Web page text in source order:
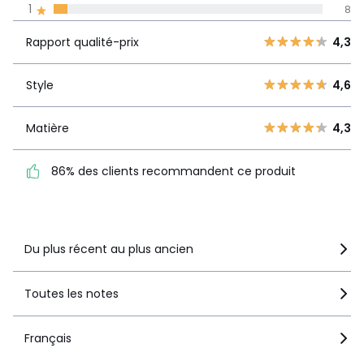
1 8
2
3 14
4
5 4,3
recommandent ce produit
1 8
Rapport qualité-prix 4,3
Style 4,6
Matière 4,3
86% des clients recommandent ce produit
Du plus récent au plus ancien
Toutes les notes
Français